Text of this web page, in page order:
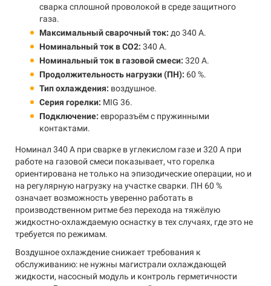
сварка сплошной проволокой в среде защитного
газа.
Максимальный сварочный ток: до 340 А.
Номинальный ток в CO2: 340 А.
Номинальный ток в газовой смеси: 320 А.
Продолжительность нагрузки (ПН): 60 %.
Тип охлаждения: воздушное.
Серия горелки: MIG 36.
Подключение: евроразъём с пружинными
контактами.
Номинал 340 А при сварке в углекислом газе и 320 А при
работе на газовой смеси показывает, что горелка
ориентирована не только на эпизодические операции, но и
на регулярную нагрузку на участке сварки. ПН 60 %
означает возможность уверенно работать в
производственном ритме без перехода на тяжёлую
жидкостно-охлаждаемую оснастку в тех случаях, где это не
требуется по режимам.
Воздушное охлаждение снижает требования к
обслуживанию: не нужны магистрали охлаждающей
жидкости, насосный модуль и контроль герметичности